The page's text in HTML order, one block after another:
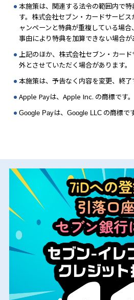
本施策は、関連する法令の範囲内で
す。株式会社セブン・カードサービ
ャンペーンと特典が重複している場
事由により特典を加算できない場合が
上記のほか、株式会社セブン・カー
外とさせていただく場合があります。
本施策は、予告なく内容を変更、終了
Apple Payは、Apple Inc. の商標です。
Google Payは、 Google LLC の商標です